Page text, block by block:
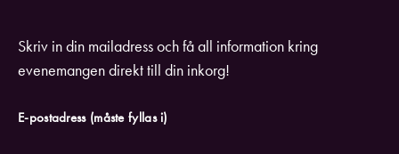
Skriv in din mailadress och få all information kring
evenemangen direkt till din inkorg!
E-postadress (måste fyllas i)